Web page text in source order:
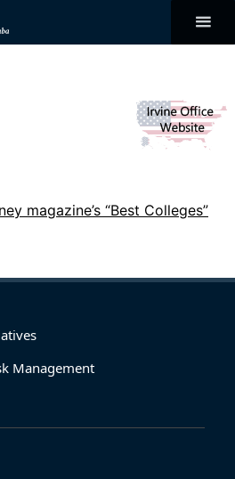
magazine’s “Best Colleges”
Management